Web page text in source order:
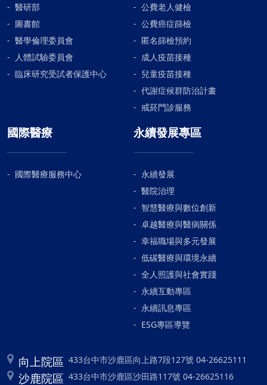
醫研部
圖書館
醫學倫理委員會
人體試驗委員會
臨床研究受試者保護中心
公費老人健檢
公費癌症篩檢
匿名篩檢預約
成人疫苗接種
兒童疫苗接種
代謝症候群防治計畫
戒菸門診服務
國際醫療
國際醫療服務中心
永續發展專區
永續發展
醫院治理
智慧醫療與數位創新
卓越醫療與醫病關係
幸福職場與多元發展
低碳醫療與環境永續
全人照護與社會實踐
永續互動專區
永續訊息專區
ESG專區導覽
向上院區 433台中市沙鹿區向上路7段127號 04-26625111
沙鹿院區 433台中市沙鹿區沙田路117號 04-26625116